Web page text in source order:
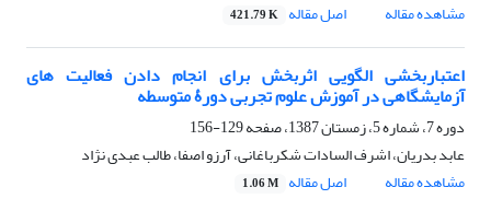
مشاهده مقاله
اصل مقاله 421.79 K
اعتباربخشی الگویی اثربخش برای انجام دادن فعالیت های
آزمایشگاهی در آموزش علوم تجربی دورۀ متوسطه
دوره 7، شماره 5، زمستان 1387، صفحه
129-156
عابد بدریان، اشرف السادات شکرباغانی، آرزو اصفا، طالب عبدی نژاد
مشاهده مقاله
اصل مقاله 1.06 M